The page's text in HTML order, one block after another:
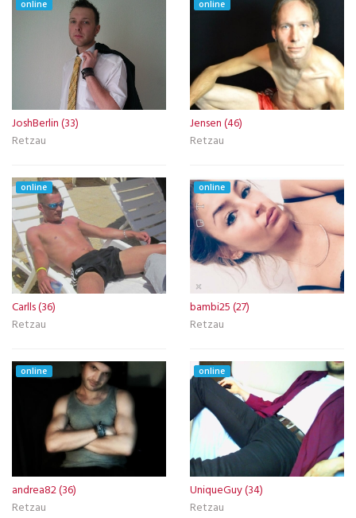
online
JoshBerlin (33)
Retzau
online
Jensen (46)
Retzau
online
Carlls (36)
Retzau
online
bambi25 (27)
Retzau
online
andrea82 (36)
Retzau
online
UniqueGuy (34)
Retzau